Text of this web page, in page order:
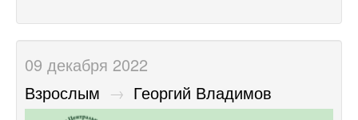
09 декабря 2022
Взрослым → Георгий Владимов